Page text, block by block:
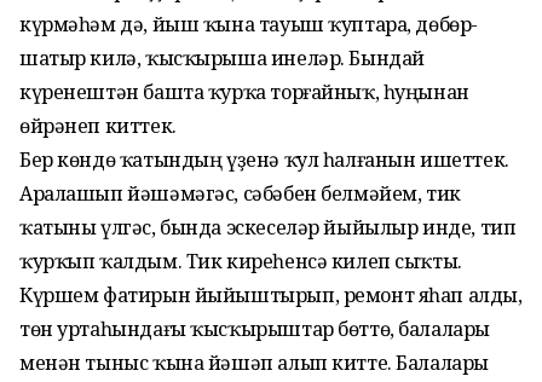
күрмәһәм дә, йыш ҡына тауыш ҡуптара, дөбөр-
шатыр килә, ҡысҡырыша инеләр. Бындай
күренештән башта ҡурҡа торғайныҡ, һуңынан
өйрәнеп киттек.
Бер көндө ҡатындың үҙенә ҡул һалғанын ишеттек.
Аралашып йәшәмәгәс, сәбәбен белмәйем, тик
ҡатыны үлгәс, бында эскеселәр йыйылыр инде, тип
ҡурҡып ҡалдым. Тик киреһенсә килеп сыҡты.
Күршем фатирын йыйыштырып, ремонт яһап алды,
төн уртаһындағы ҡысҡырыштар бөттө, балалары
менән тыныс ҡына йәшәп алып китте. Балалары